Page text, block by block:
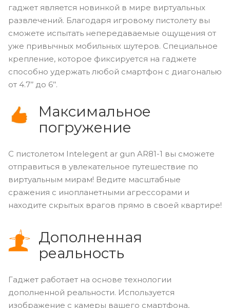
гаджет является новинкой в мире виртуальных
развлечений. Благодаря игровому пистолету вы
сможете испытать непередаваемые ощущения от
уже привычных мобильных шутеров. Специальное
крепление, которое фиксируется на гаджете
способно удержать любой смартфон с диагональю
от 4.7’’ до 6’’.
Максимальное
погружение
С пистолетом Intelegent ar gun AR81-1 вы сможете
отправиться в увлекательное путешествие по
виртуальным мирам! Ведите масштабные
сражения с инопланетными агрессорами и
находите скрытых врагов прямо в своей квартире!
Дополненная
реальность
Гаджет работает на основе технологии
дополненной реальности. Используется
изображение с камеры вашего смартфона,